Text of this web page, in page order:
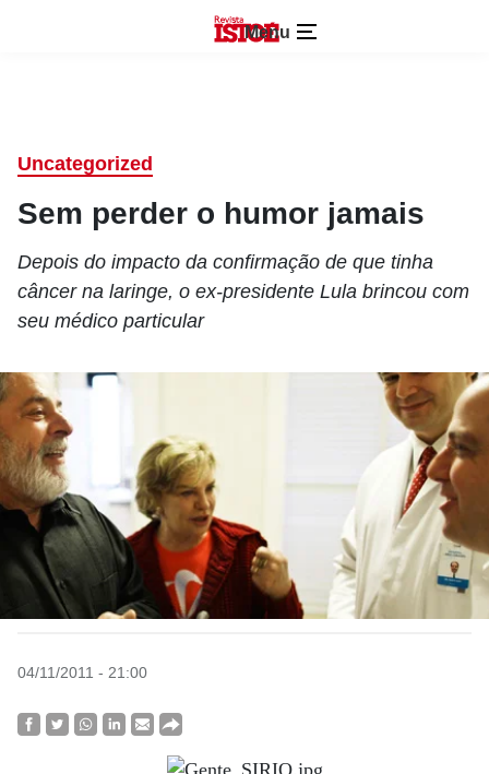
Menu
Uncategorized
Sem perder o humor jamais
Depois do impacto da confirmação de que tinha
câncer na laringe, o ex-presidente Lula brincou com
seu médico particular
04/11/2011 - 21:00